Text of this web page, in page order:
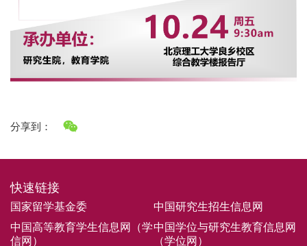
分享到：
快速链接
国家留学基金委
中国研究生招生信息网
中国高等教育学生信息网（学
信网）
中国学位与研究生教育信息网
（学位网）